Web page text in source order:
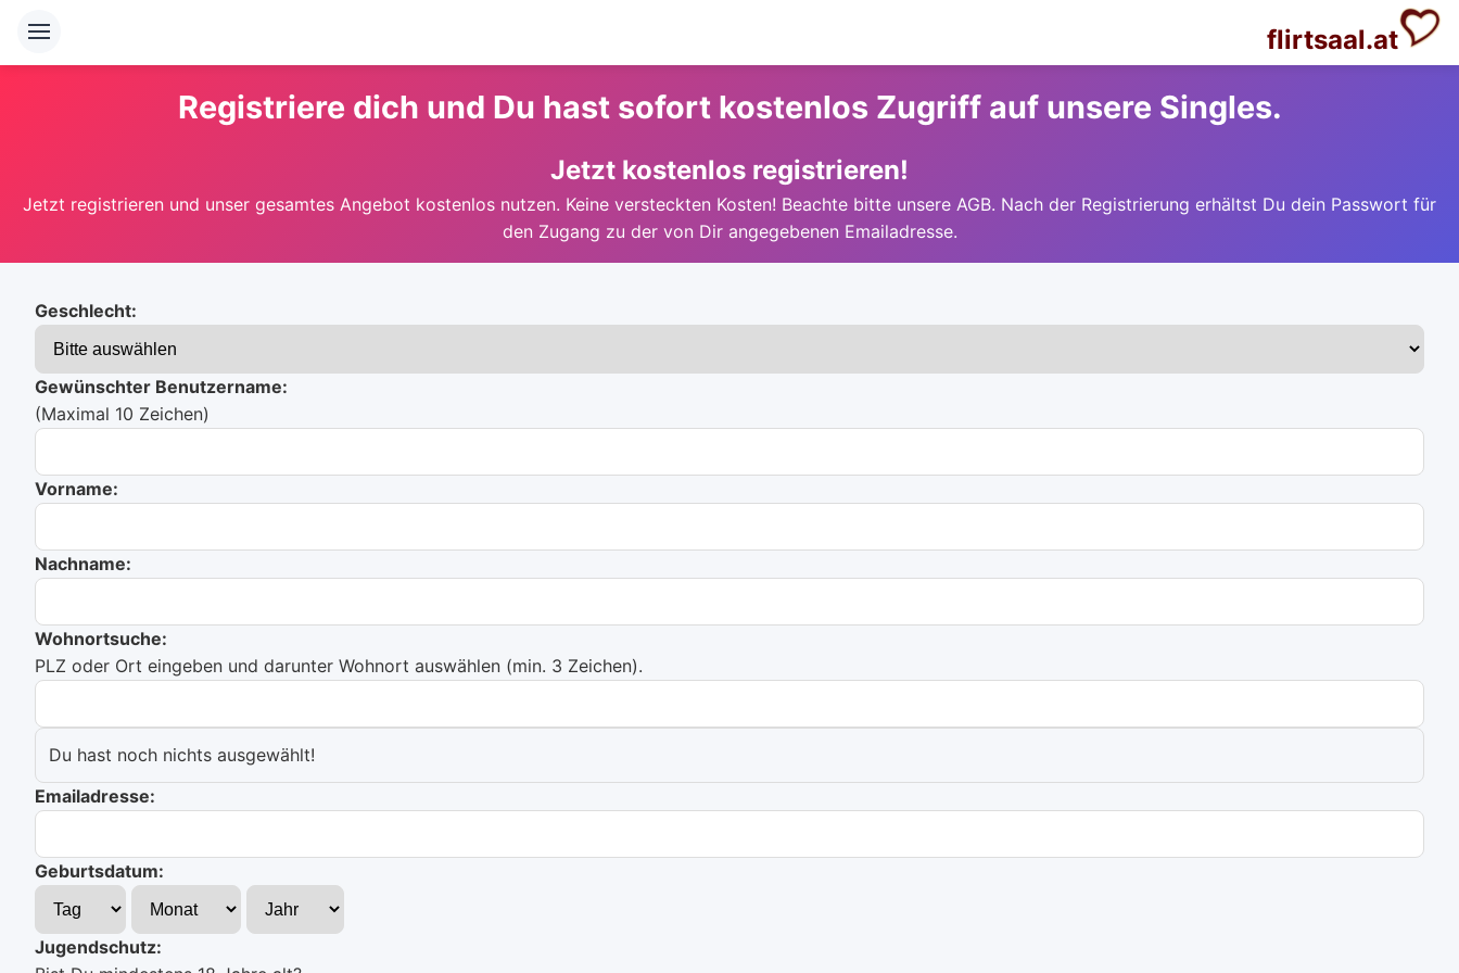
flirtsaal.at
Registriere dich und Du hast sofort kostenlos Zugriff auf unsere Singles.
Jetzt kostenlos registrieren!
Jetzt registrieren und unser gesamtes Angebot kostenlos nutzen. Keine versteckten Kosten! Beachte bitte unsere AGB. Nach der Registrierung erhältst Du dein Passwort für
den Zugang zu der von Dir angegebenen Emailadresse.
Geschlecht:
Gewünschter Benutzername:
(Maximal 10 Zeichen)
Vorname:
Nachname:
Wohnortsuche:
PLZ oder Ort eingeben und darunter Wohnort auswählen (min. 3 Zeichen).
Du hast noch nichts ausgewählt!
Emailadresse:
Geburtsdatum:
Jugendschutz: